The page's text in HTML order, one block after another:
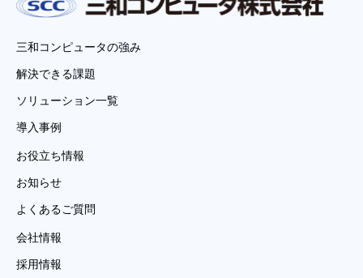
三和コンピュータの強み
解決できる課題
ソリューション一覧
導入事例
お役立ち情報
お知らせ
よくあるご質問
会社情報
採用情報